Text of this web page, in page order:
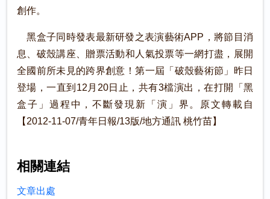
創作。
黑盒子同時發表最新研發之表演藝術APP，將節目消
息、破殼講座、贈票活動和人氣投票等一網打盡，展開
全國前所未見的跨界創意！第一屆「破殼藝術節」昨日
登場，一直到12月20日止，共有3檔演出，在打開「黑
盒子」過程中，不斷發現新「演」界。原文轉載自
【2012-11-07/青年日報/13版/地方通訊 桃竹苗】
相關連結
文章出處